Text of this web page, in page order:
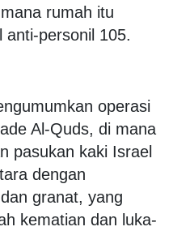
rumah itu
anti-personil 105.
operasi
Al-Quds, di mana
pasukan kaki Israel
dengan
granat, yang
kematian dan luka-